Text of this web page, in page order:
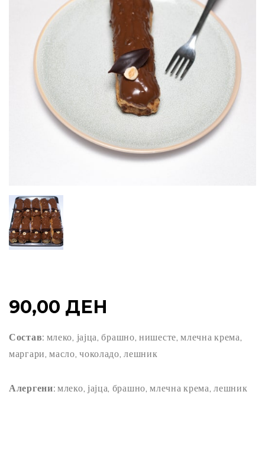
90,00 ДЕН
Состав: млеко, јајца, брашно, нишесте, млечна крема,
маргари, масло, чоколадо, лешник
Алергени: млеко, јајца, брашно, млечна крема, лешник